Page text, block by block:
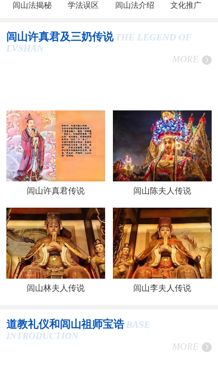
闾山法揭秘 学法误区 闾山法介绍 文化推广
闾山许真君及三奶传说 THE LEGEND OF
LVSHAN
MORE
闾山许真君传说 闾山陈夫人传说
闾山林夫人传说 闾山李夫人传说
道教礼仪和闾山祖师宝诰 BASE
INTRODUCTION
MORE